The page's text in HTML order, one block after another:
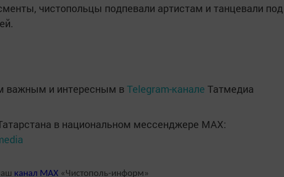
чистопольцы подпевали артистам и танцевали под
важным и интересным в Telegram-канале Татмедиа
в национальном мессенджере MАХ:
канал MAX «Чистополь-информ»